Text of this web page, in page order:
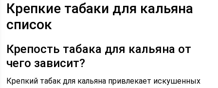
Крепкие табаки для кальяна
список
Крепость табака для кальяна от
чего зависит?
Крепкий табак для кальяна привлекает искушенных